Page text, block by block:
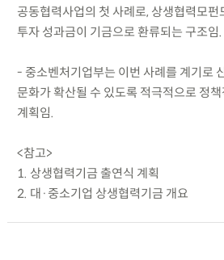
공동협력사업의 첫 사례로, 상생협력모펀
투자 성과금이 기금으로 환류되는 구조임.
- 중소벤처기업부는 이번 사례를 계기로
문화가 확산될 수 있도록 적극적으로 정
계획임.
<참고>
1. 상생협력기금 출연식 계획
2. 대·중소기업 상생협력기금 개요